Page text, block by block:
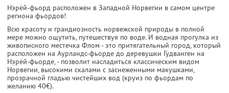
Нэрёй-фьорд расположен в Западной Норвегии в самом центре
региона фьордов!
Всю красоту и грандиозность норвежской природы в полной
мере можно ощутить, путешествуя по воде. И водная прогулка из
живописного местечка Флом - это притягательный город, который
расположен на Аурландс-фьорде до деревушки Гудванген на
Нэрёй-фьорде, - позволит насладиться классическим видом
Норвегии, высокими скалами с заснеженными макушками,
прозрачной гладью чистейших вод (круиз по фьордам по
желанию 40€).